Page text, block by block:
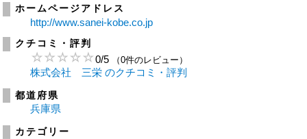
ホームページアドレス
http://www.sanei-kobe.co.jp
クチコミ・評判
0/5 （0件のレビュー）
株式会社 三栄 のクチコミ・評判
都道府県
兵庫県
カテゴリー